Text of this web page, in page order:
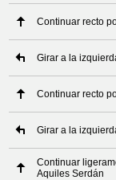
Continuar recto
Girar a la
Continuar recto
Girar a la
Continuar
Aquiles Serdán